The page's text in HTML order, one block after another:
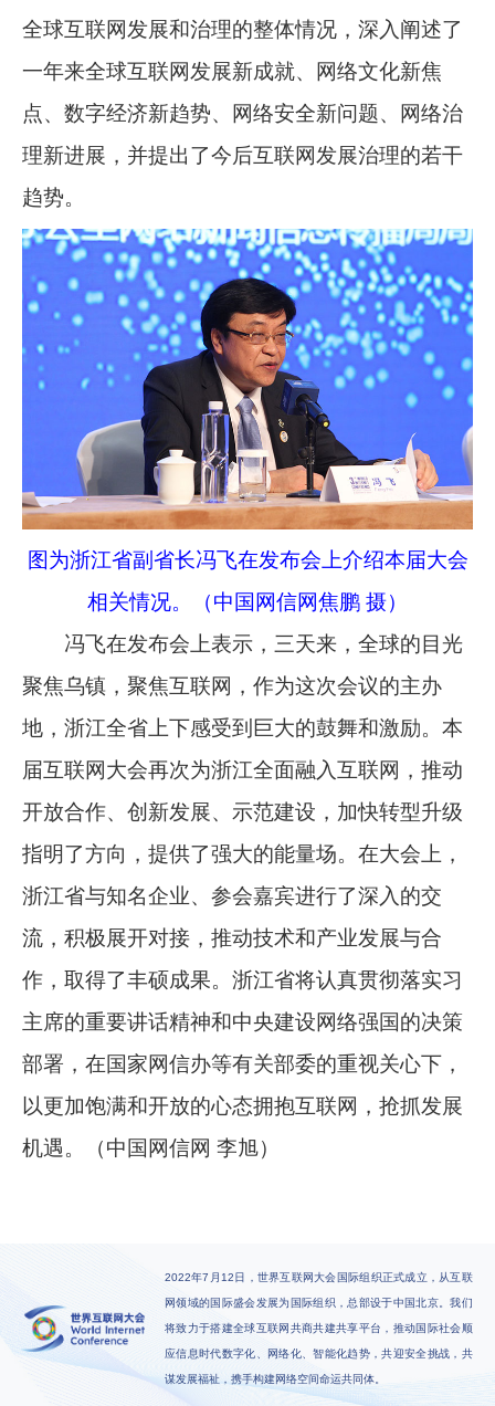
全球互联网发展和治理的整体情况，深入阐述了
一年来全球互联网发展新成就、网络文化新焦
点、数字经济新趋势、网络安全新问题、网络治
理新进展，并提出了今后互联网发展治理的若干
趋势。
图为浙江省副省长冯飞在发布会上介绍本届大会
相关情况。（中国网信网焦鹏 摄）
冯飞在发布会上表示，三天来，全球的目光
聚焦乌镇，聚焦互联网，作为这次会议的主办
地，浙江全省上下感受到巨大的鼓舞和激励。本
届互联网大会再次为浙江全面融入互联网，推动
开放合作、创新发展、示范建设，加快转型升级
指明了方向，提供了强大的能量场。在大会上，
浙江省与知名企业、参会嘉宾进行了深入的交
流，积极展开对接，推动技术和产业发展与合
作，取得了丰硕成果。浙江省将认真贯彻落实习
主席的重要讲话精神和中央建设网络强国的决策
部署，在国家网信办等有关部委的重视关心下，
以更加饱满和开放的心态拥抱互联网，抢抓发展
机遇。（中国网信网 李旭）
2022年7月12日，世界互联网大会国际组织正式成立，从互联
网领域的国际盛会发展为国际组织，总部设于中国北京。我们
将致力于搭建全球互联网共商共建共享平台，推动国际社会顺
应信息时代数字化、网络化、智能化趋势，共迎安全挑战，共
谋发展福祉，携手构建网络空间命运共同体。